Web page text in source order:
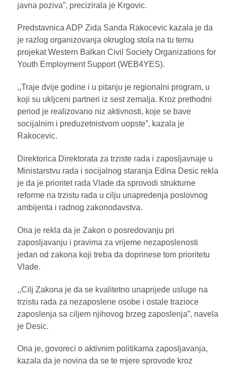
javna poziva”, precizirala je Krgovic.
Predstavnica ADP Zida Sanda Rakocevic kazala je da
je razlog organizovanja okruglog stola na tu temu
projekat Western Balkan Civil Society Organizations for
Youth Employment Support (WEB4YES).
,,Traje dvije godine i u pitanju je regionalni program, u
koji su ukljceni partneri iz sest zemalja. Kroz prethodni
period je realizovano niz aktivnosti, koje se bave
socijalnim i preduzetnistvom uopste”, kazala je
Rakocevic.
Direktorica Direktorata za trziste rada i zaposljavnaje u
Ministarstvu rada i socijalnog staranja Edina Desic rekla
je da je prioritet rada Vlade da sprovodi strukturne
reforme na trzistu rada u cilju unapredenja poslovnog
ambijenta i radnog zakonodavstva.
Ona je rekla da je Zakon o posredovanju pri
zaposljavanju i pravima za vrijeme nezaposlenosti
jedan od zakona koji treba da doprinese tom prioritetu
Vlade.
,,Cilj Zakona je da se kvalitetno unaprijede usluge na
trzistu rada za nezaposlene osobe i ostale trazioce
zaposlenja sa ciljem njihovog brzeg zaposlenja”, navela
je Desic.
Ona je, govoreci o aktivnim politikama zaposljavanja,
kazala da je novina da se te mjere sprovode kroz